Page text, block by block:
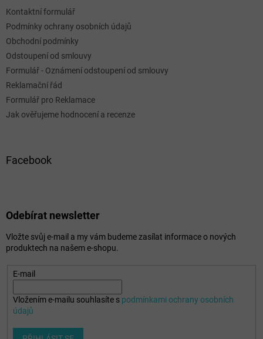
Kontaktní formulář
Podmínky ochrany osobních údajů
Obchodní podmínky
Odstoupení od smlouvy
Formulář - Oznámení odstoupení od smlouvy
Reklamační řád
Formulář pro Reklamace
Jak ověřujeme hodnocení a recenze
Facebook
Odebírat newsletter
Vložte svůj e-mail a my vám budeme zasílat informace o nových
produktech na našem e-shopu.
E-mail
Vložením e-mailu souhlasíte s podmínkami ochrany osobních
údajů